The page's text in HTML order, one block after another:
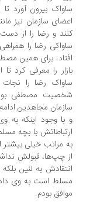
بیرون آورد تا
سازمان نیز مانند
رضا را همراهی
برای همین مصطفی
را معرفی کرد تا از
رضا را نجات داد.
مصطفی بود که
مجاهدین ادامه
با بچه
مراتب خیلی بیشتر از
چپ‌ها، قبولش نداشتند و
به لنین بلکه به
است به وی داده
بودم.